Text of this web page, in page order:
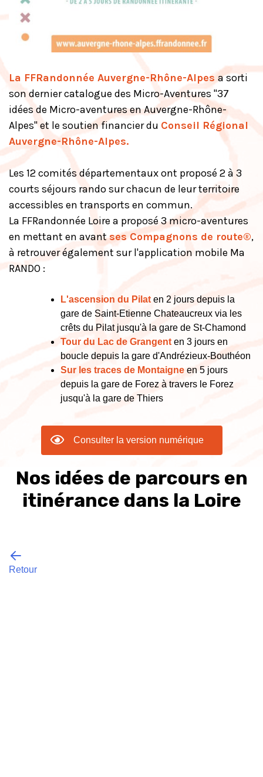
La FFRandonnée Auvergne-Rhône-Alpes a sorti
son dernier catalogue des Micro-Aventures "37
idées de Micro-aventures en Auvergne-Rhône-
Alpes" et le soutien financier du Conseil Régional
Auvergne-Rhône-Alpes.
Les 12 comités départementaux ont proposé 2 à 3
courts séjours rando sur chacun de leur territoire
accessibles en transports en commun.
La FFRandonnée Loire a proposé 3 micro-aventures
en mettant en avantses Compagnons de route®,
à retrouver également sur l'application mobile Ma
RANDO :
L'ascension du Pilat en 2 jours depuis la
gare de Saint-Etienne Chateaucreux via les
crêts du Pilat jusqu'à la gare de St-Chamond
Tour du Lac de Grangent en 3 jours en
boucle depuis la gare d'Andrézieux-Bouthéon
Sur les traces de Montaigne en 5 jours
depuis la gare de Forez à travers le Forez
jusqu'à la gare de Thiers
Consulter la version numérique
Nos idées de parcours en
itinérance dans la Loire
Retour